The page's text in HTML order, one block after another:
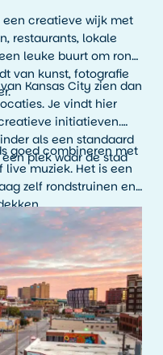
creatieve wijk met
restaurants, lokale
leuke buurt om rond
van kunst, fotografie
Kansas City zien dan
Je vindt hier
initiatieven.
als een standaard
plek waar de stad
goed combineren met
muziek. Het is een
zelf rondstruinen en